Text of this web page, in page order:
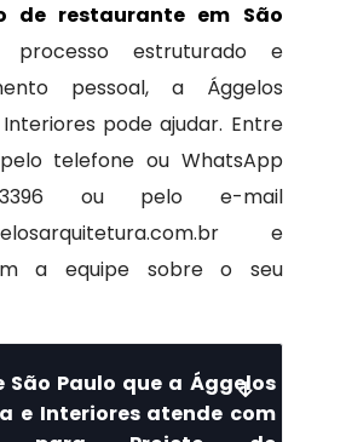
de restaurante em São
estruturado e
pessoal, a Ággelos
pode ajudar. Entre
telefone ou WhatsApp
3396 ou pelo e-mail
e
a equipe sobre o seu
São Paulo que a Ággelos
e Interiores atende com